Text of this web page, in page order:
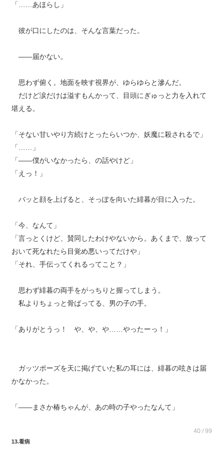
「……あほらし」
彼が口にしたのは、そんな言葉だった。
――届かない。
思わず俯く。地面を映す視界が、ゆらゆらと滲んだ。
だけど涙だけは溢すもんかって、目頭にぎゅっと力を入れて
堪える。
「そない甘いやり方続けとったらいつか、妖魔に殺されるで」
「……」
「――僕がいなかったら、の話やけど」
「えっ！」
バッと顔を上げると、そっぽを向いた緋暮が目に入った。
「今、なんて」
「言っとくけど、賛同したわけやないから。あくまで、放って
おいて死なれたら目覚め悪いってだけや」
「それ、手伝ってくれるってこと？」
思わず緋暮の両手をがっちりと握ってしまう。
私よりちょっと骨ばってる、男の子の手。
「ありがとうっ！ や、や、や……やったーっ！」
ガッツポーズを天に掲げていた私の耳には、緋暮の呟きは届
かなかった。
「――まさか椿ちゃんが、あの時の子やったなんて」
40 / 99
13.看病